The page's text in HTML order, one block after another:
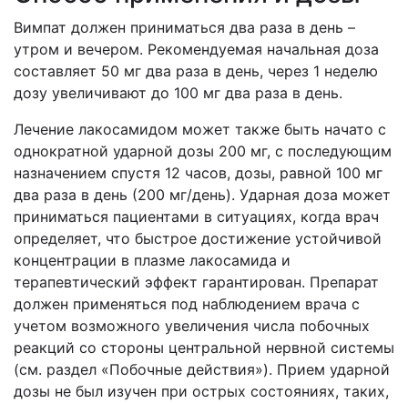
Вимпат должен приниматься два раза в день –
утром и вечером. Рекомендуемая начальная доза
составляет 50 мг два раза в день, через 1 неделю
дозу увеличивают до 100 мг два раза в день.
Лечение лакосамидом может также быть начато с
однократной ударной дозы 200 мг, с последующим
назначением спустя 12 часов, дозы, равной 100 мг
два раза в день (200 мг/день). Ударная доза может
приниматься пациентами в ситуациях, когда врач
определяет, что быстрое достижение устойчивой
концентрации в плазме лакосамида и
терапевтический эффект гарантирован. Препарат
должен применяться под наблюдением врача с
учетом возможного увеличения числа побочных
реакций со стороны центральной нервной системы
(см. раздел «Побочные действия»). Прием ударной
дозы не был изучен при острых состояниях, таких,